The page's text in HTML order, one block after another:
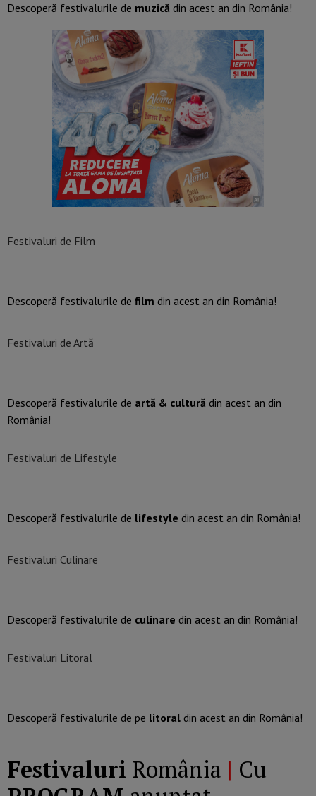
Descoperă festivalurile de muzică din acest an din România!
Festivaluri de Film
Descoperă festivalurile de film din acest an din România!
Festivaluri de Artă
Descoperă festivalurile de artă & cultură din acest an din
România!
Festivaluri de Lifestyle
Descoperă festivalurile de lifestyle din acest an din România!
Festivaluri Culinare
Descoperă festivalurile de culinare din acest an din România!
Festivaluri Litoral
Descoperă festivalurile de pe litoral din acest an din România!
Festivaluri România | Cu